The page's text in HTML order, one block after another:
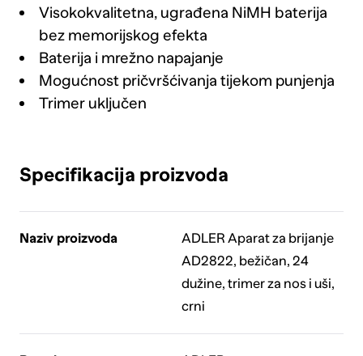
Visokokvalitetna, ugrađena NiMH baterija
bez memorijskog efekta
Baterija i mrežno napajanje
Mogućnost pričvršćivanja tijekom punjenja
Trimer uključen
Specifikacija proizvoda
Naziv proizvoda
ADLER Aparat za brijanje
AD2822, bežičan, 24
dužine, trimer za nos i uši,
crni